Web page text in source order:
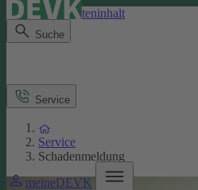
Direkt zum Seiteninhalt
Suche
meineDEVK
Service
Service
Schadenmeldung